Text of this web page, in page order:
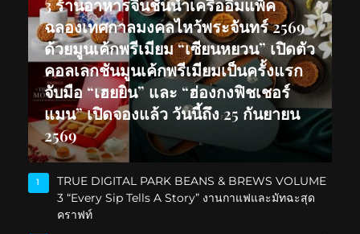
3 ร้านอาหารจีนชั้นนำเครืออิมแพ็ค
ฉลองเทศกาลมงคลไหว้พระจันทร์ 2569
ด้วยมูนเค้กพรีเมียม “เซียนหยวน” เปิดตัว
คอลเลกชันมูนเค้กพรีเมียมเป็นครั้งแรก
จับมือ “เฮยยิน” และ “ฮ่องกงฟิชเชอร์
แมน” เปิดจองแล้ว วันนี้ถึง 25 กันยายน
2569
1
TRUE DIGITAL PARK BEANS & BREWS VOLUME
3 “Every Sip Tells A Story” งานกาแฟและมัทฉะสุด
คราฟท์